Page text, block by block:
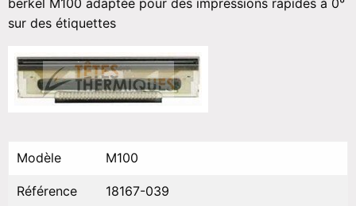
sur des étiquettes
Modèle M100
Référence 18167-039